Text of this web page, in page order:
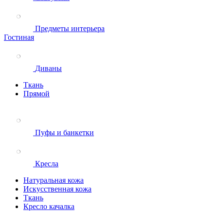
Предметы интерьера
Гостиная
Диваны
Ткань
Прямой
Пуфы и банкетки
Кресла
Натуральная кожа
Искусственная кожа
Ткань
Кресло качалка